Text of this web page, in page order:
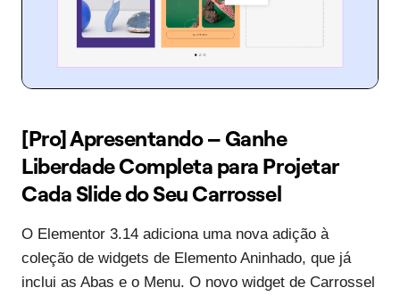
[Pro] Apresentando – Ganhe
Liberdade Completa para Projetar
Cada Slide do Seu Carrossel
O Elementor 3.14 adiciona uma nova adição à
coleção de widgets de Elemento Aninhado, que já
inclui as Abas e o Menu. O novo widget de Carrossel